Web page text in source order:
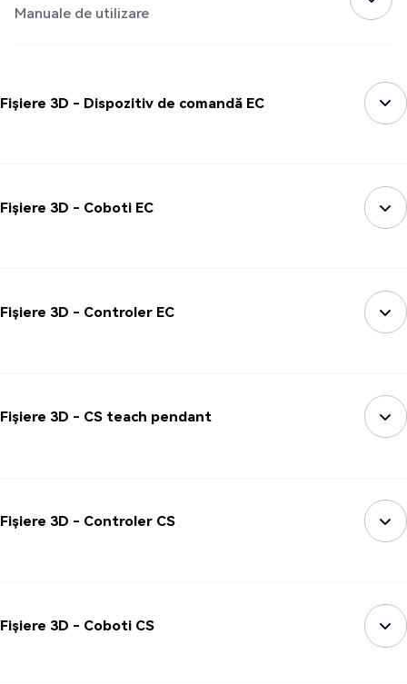
Manuale de utilizare
Fișiere 3D - Dispozitiv de comandă EC
Fișiere 3D - Coboti EC
Fișiere 3D - Controler EC
Fișiere 3D - CS teach pendant
Fișiere 3D - Controler CS
Fișiere 3D - Coboti CS